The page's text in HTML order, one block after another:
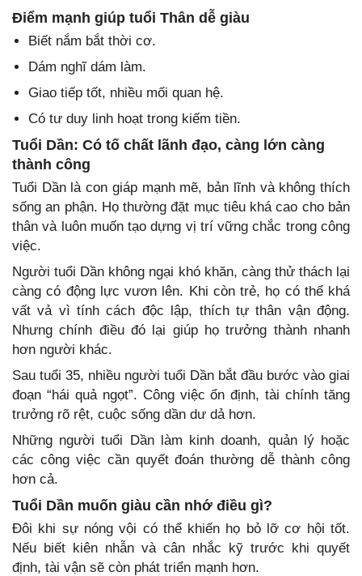
Điểm mạnh giúp tuổi Thân dễ giàu
Biết nắm bắt thời cơ.
Dám nghĩ dám làm.
Giao tiếp tốt, nhiều mối quan hệ.
Có tư duy linh hoạt trong kiếm tiền.
Tuổi Dần: Có tố chất lãnh đạo, càng lớn càng
thành công
Tuổi Dần là con giáp mạnh mẽ, bản lĩnh và không thích
sống an phận. Họ thường đặt mục tiêu khá cao cho bản
thân và luôn muốn tạo dựng vị trí vững chắc trong công
việc.
Người tuổi Dần không ngại khó khăn, càng thử thách lại
càng có động lực vươn lên. Khi còn trẻ, họ có thể khá
vất vả vì tính cách độc lập, thích tự thân vận động.
Nhưng chính điều đó lại giúp họ trưởng thành nhanh
hơn người khác.
Sau tuổi 35, nhiều người tuổi Dần bắt đầu bước vào giai
đoạn “hái quả ngọt”. Công việc ổn định, tài chính tăng
trưởng rõ rệt, cuộc sống dần dư dả hơn.
Những người tuổi Dần làm kinh doanh, quản lý hoặc
các công việc cần quyết đoán thường dễ thành công
hơn cả.
Tuổi Dần muốn giàu cần nhớ điều gì?
Đôi khi sự nóng vội có thể khiến họ bỏ lỡ cơ hội tốt.
Nếu biết kiên nhẫn và cân nhắc kỹ trước khi quyết
định, tài vận sẽ còn phát triển mạnh hơn.